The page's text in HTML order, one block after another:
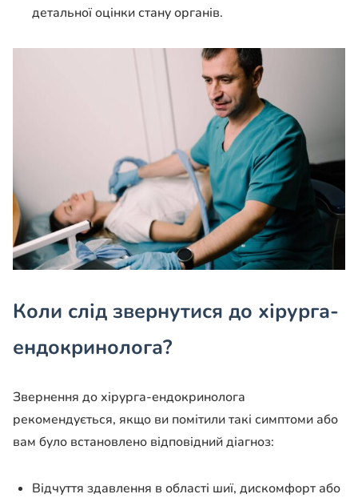
детальної оцінки стану органів.
Коли слід звернутися до хірурга-
ендокринолога?
Звернення до хірурга-ендокринолога
рекомендується, якщо ви помітили такі симптоми або
вам було встановлено відповідний діагноз:
Відчуття здавлення в області шиї, дискомфорт або